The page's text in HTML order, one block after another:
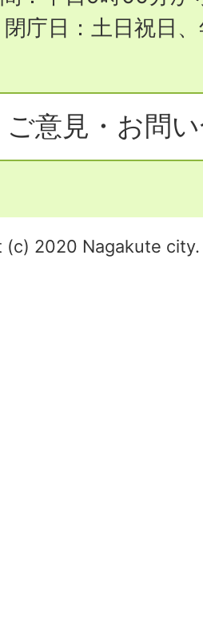
閉庁日：土日祝日
ご意見・お問
(c) 2020 Nagakute